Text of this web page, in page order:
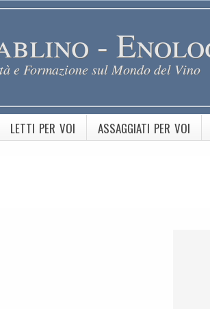
-
e Formazione sul Mondo del Vino
LETTI PER VOI ASSAGGIATI PER VOI